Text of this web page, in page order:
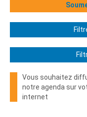
Vous souhaitez
notre agenda sur
internet